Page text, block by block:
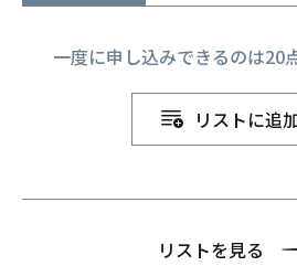
一度に申し込みできるのは20
リストに追
リストを見る